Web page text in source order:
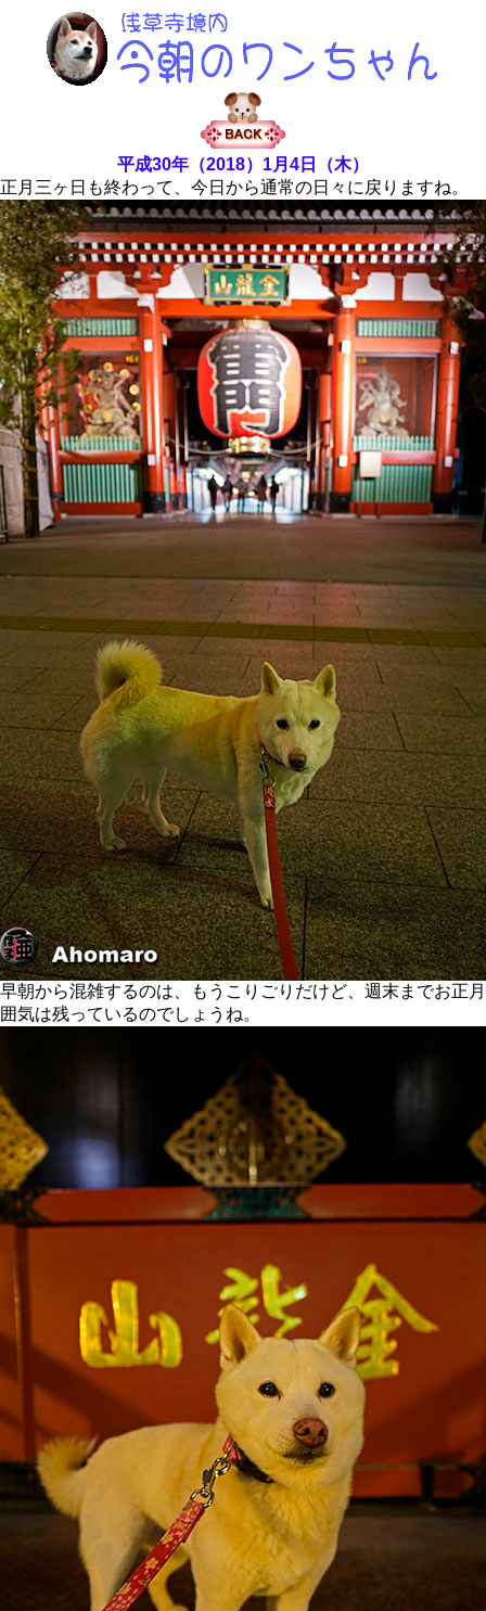
平成30年（2018）1月4日（木）
三ヶ日も終わって、今日から通常の日々に戻りますね。
から混雑するのは、もうこりごりだけど、週末までお正
気は残っているのでしょうね。